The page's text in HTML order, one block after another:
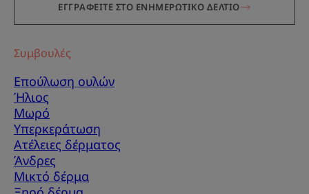
ΕΓΓΡΑΦΕΙΤΕ ΣΤΟ ΕΝΗΜΕΡΩΤΙΚΟ ΔΕΛΤΙΟ
Συμβουλές
Επούλωση ουλών
Ήλιος
Μωρό
Υπερκεράτωση
Ατέλειες δέρματος
Άνδρες
Μικτό δέρμα